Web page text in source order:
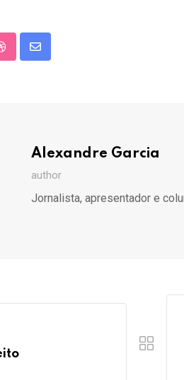
StumbleUpon
Share
Alexandre Garcia
author
Jornalista, apresentador e